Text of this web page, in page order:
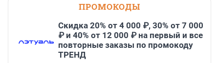
ПРОМОКОДЫ
Скидка 20% от 4 000 ₽, 30% от 7 000
₽ и 40% от 12 000 ₽ на первый и все
повторные заказы по промокоду
ТРЕНД